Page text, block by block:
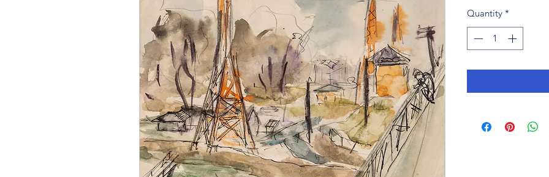
Quantity *